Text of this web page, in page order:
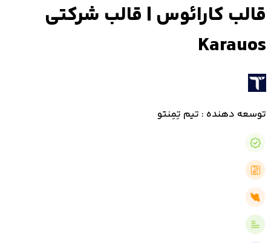
قالب کارائوس | قالب شرکتی
Karauos
توسعه دهنده : تیم تِمِنتو